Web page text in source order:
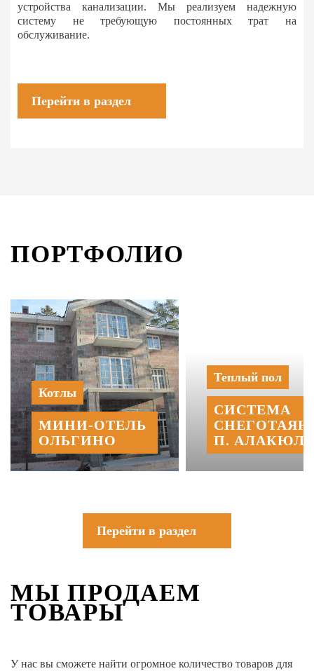
устройства канализации. Мы реализуем надежную
систему не требующую постоянных трат на
обслуживание.
Перейти в раздел
ПОРТФОЛИО
Котлы
МИНИ‑‏ОТЕЛЬ
ОЛЬГИНО
Теплый пол
СИСТЕМА
П.
Перейти в раздел
МЫ ПРОДАЕМ
ТОВАРЫ
У нас вы сможете найти огромное количество товаров для